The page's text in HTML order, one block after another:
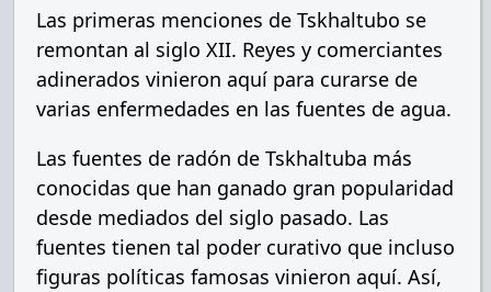
Las primeras menciones de Tskhaltubo se
remontan al siglo XII. Reyes y comerciantes
adinerados vinieron aquí para curarse de
varias enfermedades en las fuentes de agua.
Las fuentes de radón de Tskhaltuba más
conocidas que han ganado gran popularidad
desde mediados del siglo pasado. Las
fuentes tienen tal poder curativo que incluso
figuras políticas famosas vinieron aquí. Así,